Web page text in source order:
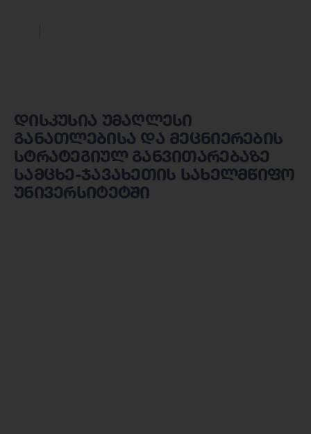
დისკუსია უმაღლესი
განათლებისა და მეცნიერების
სტრატეგიულ განვითარებაზე
სამცხე-ჯავახეთის სახელმწიფო
უნივერსიტეტში